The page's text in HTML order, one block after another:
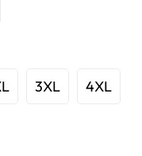
3XL 4XL